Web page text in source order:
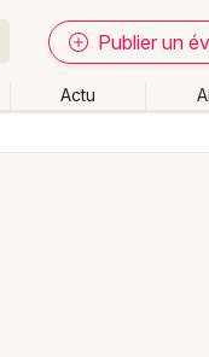
Publier un
Actu